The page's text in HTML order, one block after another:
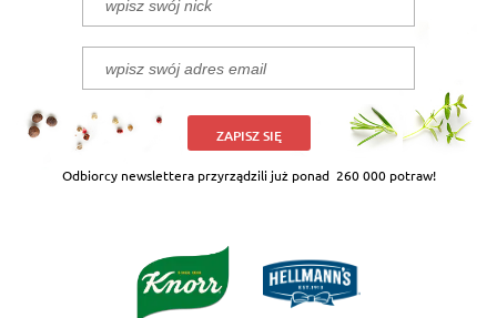
ZAPISZ SIĘ
Odbiorcy newslettera przyrządzili już ponad 260 000 potraw!